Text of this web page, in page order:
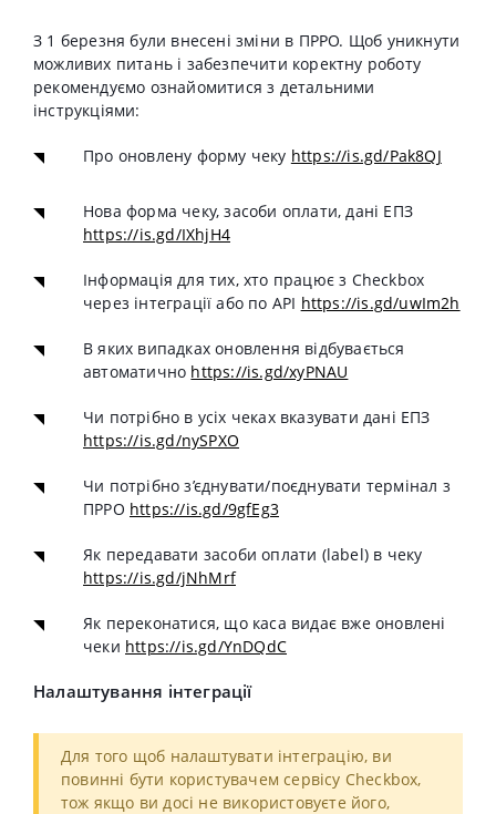
З 1 березня були внесені зміни в ПРРО. Щоб уникнути
можливих питань і забезпечити коректну роботу
рекомендуємо ознайомитися з детальними
інструкціями:
Про оновлену форму чеку https://is.gd/Pak8QJ
Нова форма чеку, засоби оплати, дані ЕПЗ
https://is.gd/IXhjH4
Інформація для тих, хто працює з Checkbox
через інтеграції або по API https://is.gd/uwIm2h
В яких випадках оновлення відбувається
автоматично https://is.gd/xyPNAU
Чи потрібно в усіх чеках вказувати дані ЕПЗ
https://is.gd/nySPXO
Чи потрібно з’єднувати/поєднувати термінал з
ПРРО https://is.gd/9gfEg3
Як передавати засоби оплати (label) в чеку
https://is.gd/jNhMrf
Як переконатися, що каса видає вже оновлені
чеки https://is.gd/YnDQdC
Налаштування інтеграції
Для того щоб налаштувати інтеграцію, ви
повинні бути користувачем сервісу Cheсkbox,
тож якщо ви досі не використовуєте його,